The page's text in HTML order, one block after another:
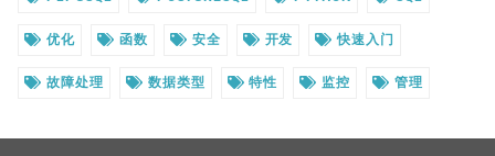
优化 函数 安全 开发 快速入门
故障处理 数据类型 特性 监控 管理